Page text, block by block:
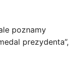
poznamy
prezydenta”,